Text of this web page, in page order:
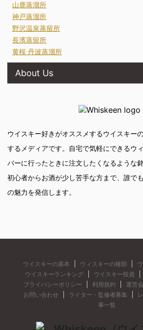
山鹿蒸溜所
神戸蒸溜所
野沢温泉蒸留所
長濱蒸留所
黄桜 丹波蒸溜所
About Us
ウイスキー好きがオススメするウイスキー
するメディアです。自宅で気軽にできるウ
バーに行ったときに注文したくなるような
初心者からお酒が少し苦手な方まで、誰で
の魅力を発信します。
ウイスキーの基本 ウィスキーの種類
ウイスキーランキング
ウイスキー投資
プライバシーポリシー
利用規約 運営
お問い合わせ
ライター・監修者募集
事一覧